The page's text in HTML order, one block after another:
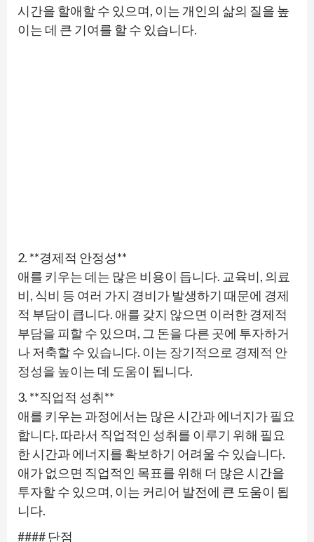
시간을 할애할 수 있으며, 이는 개인의 삶의 질을 높
이는 데 큰 기여를 할 수 있습니다.
2. **경제적 안정성**
애를 키우는 데는 많은 비용이 듭니다. 교육비, 의료
비, 식비 등 여러 가지 경비가 발생하기 때문에 경제
적 부담이 큽니다. 애를 갖지 않으면 이러한 경제적
부담을 피할 수 있으며, 그 돈을 다른 곳에 투자하거
나 저축할 수 있습니다. 이는 장기적으로 경제적 안
정성을 높이는 데 도움이 됩니다.
3. **직업적 성취**
애를 키우는 과정에서는 많은 시간과 에너지가 필요
합니다. 따라서 직업적인 성취를 이루기 위해 필요
한 시간과 에너지를 확보하기 어려울 수 있습니다.
애가 없으면 직업적인 목표를 위해 더 많은 시간을
투자할 수 있으며, 이는 커리어 발전에 큰 도움이 됩
니다.
#### 단점